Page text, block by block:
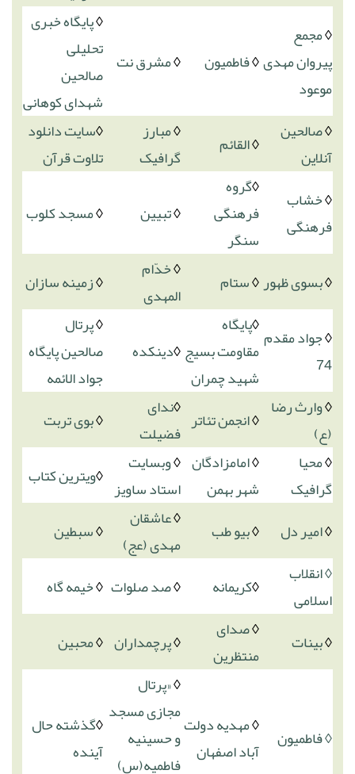
◊مجمع
پیروان مهدی
موعود
◊فاطمیون ◊مشرق نت
◊پایگاه خبری
تحلیلی
صالحین
شهدای کوهانی
◊صالحین
آنلاین
◊القائم ◊مبارز
گرافیک
◊سایت دانلود
تلاوت قرآن
◊خشاب
فرهنگی
◊گروه
فرهنگی
سنگر
◊تبیین ◊مسجد کلوب
◊بسوی ظهور◊ستام ◊خدّام
المهدی
◊زمینه سازان
◊جواد مقدم
74
◊پایگاه
مقاومت بسیج
شهید چمران
◊دینکده
◊پرتال
صالحین پایگاه
جواد الائمه
◊وارث رضا
(ع)
◊انجمن تئاتر ◊ندای
فضیلت
◊بوی تربت
◊محیا
گرافیک
◊امامزادگان
شهر بهمن
◊وبسایت
استاد ساویز ◊ویترین کتاب
◊امیر دل ◊بیو طب ◊عاشقان
مهدی (عج)
◊سبطین
◊ انقلاب
اسلامی
◊کریمانه ◊صد صلوات ◊خیمه گاه
◊بینات ◊صدای
منتظرین
◊پرچمداران ◊محبین
◊ فاطمیون ◊مهدیه دولت
آباد اصفهان
◊«پرتال
مجازی مسجد
و حسینیه
فاطمیه(س)
◊گذشته حال
آینده